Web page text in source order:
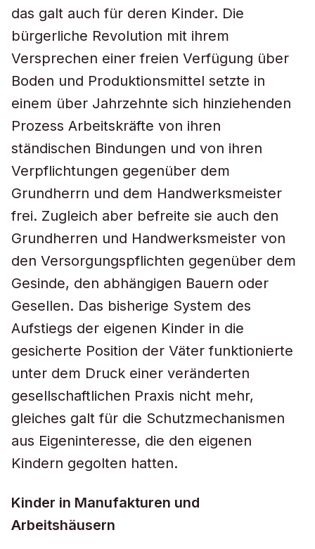
das galt auch für deren Kinder. Die
bürgerliche Revolution mit ihrem
Versprechen einer freien Verfügung über
Boden und Produktionsmittel setzte in
einem über Jahrzehnte sich hinziehenden
Prozess Arbeitskräfte von ihren
ständischen Bindungen und von ihren
Verpflichtungen gegenüber dem
Grundherrn und dem Handwerksmeister
frei. Zugleich aber befreite sie auch den
Grundherren und Handwerksmeister von
den Versorgungspflichten gegenüber dem
Gesinde, den abhängigen Bauern oder
Gesellen. Das bisherige System des
Aufstiegs der eigenen Kinder in die
gesicherte Position der Väter funktionierte
unter dem Druck einer veränderten
gesellschaftlichen Praxis nicht mehr,
gleiches galt für die Schutzmechanismen
aus Eigeninteresse, die den eigenen
Kindern gegolten hatten.
Kinder in Manufakturen und
Arbeitshäusern